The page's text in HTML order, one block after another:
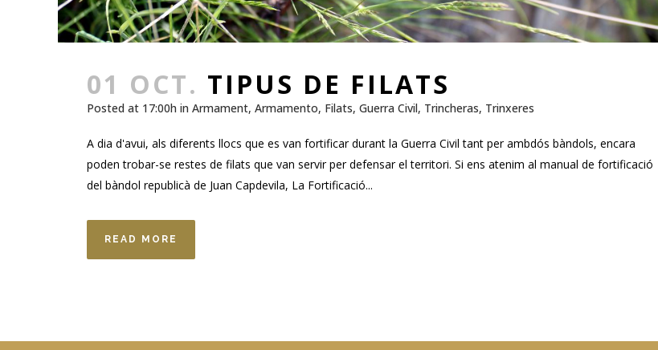
01 OCT. TIPUS DE FILATS
Posted at 17:00h in Armament, Armamento, Filats, Guerra Civil, Trincheras, Trinxeres
A dia d'avui, als diferents llocs que es van fortificar durant la Guerra Civil tant per ambdós bàndols, encara
poden trobar-se restes de filats que van servir per defensar el territori. Si ens atenim al manual de fortificació
del bàndol republicà de Juan Capdevila, La Fortificació...
READ MORE